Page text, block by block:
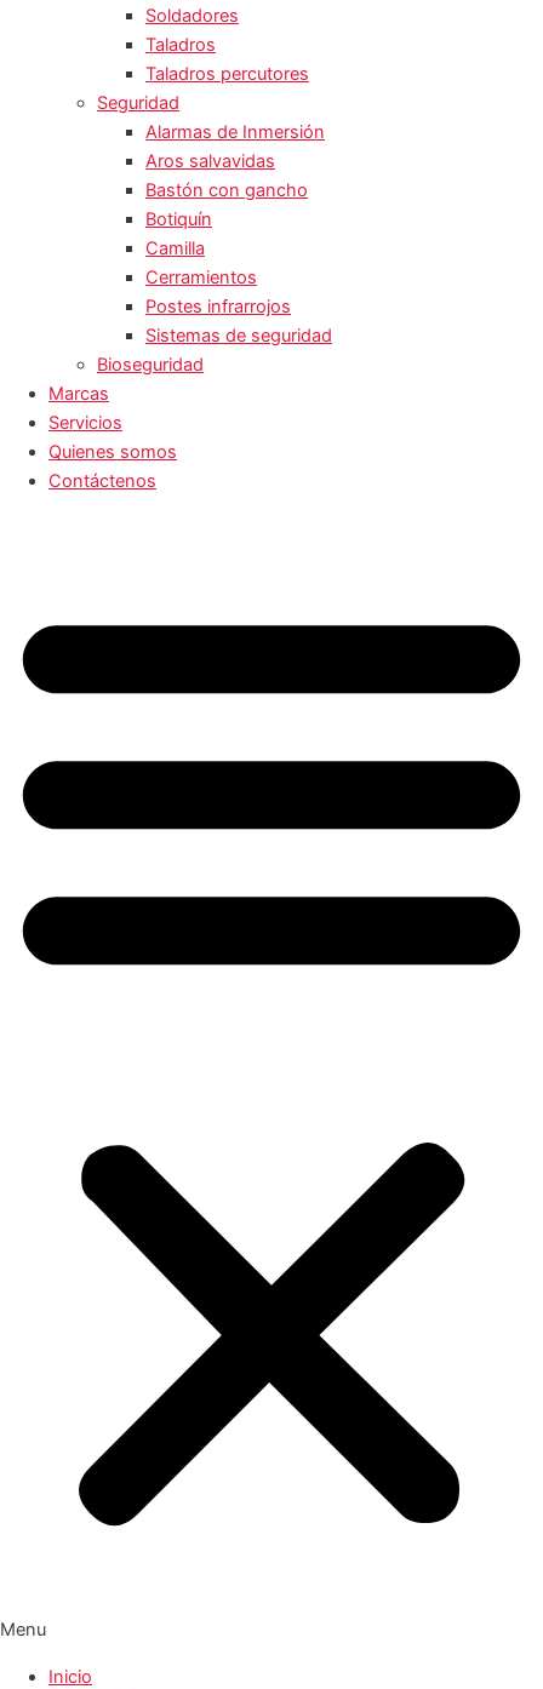
Soldadores
Taladros
Taladros percutores
Seguridad
Alarmas de Inmersión
Aros salvavidas
Bastón con gancho
Botiquín
Camilla
Cerramientos
Postes infrarrojos
Sistemas de seguridad
Bioseguridad
Marcas
Servicios
Quienes somos
Contáctenos
Menu
Inicio